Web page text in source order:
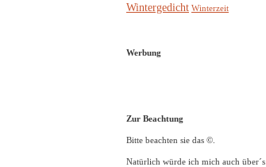
Wintergedicht Winterzeit
Werbung
Zur Beachtung
Bitte beachten sie das ©.
Natürlich würde ich mich auch über´s